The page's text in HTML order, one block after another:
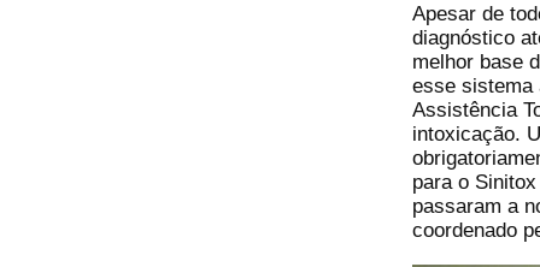
Apesar de
diagnóstico
melhor base
esse sistema
Assistência
intoxicação.
para o
passaram a
coordenado